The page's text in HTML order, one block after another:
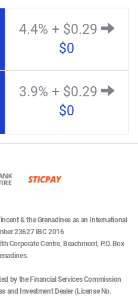
4.4% + $0.29
$0
3.9% + $0.29
$0
& the Grenadines as an International
23627 IBC 2016
Corporate Centre, Beachmont, P.O. Box
by the Financial Services Commission
and Investment Dealer (License No.